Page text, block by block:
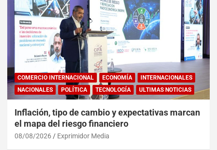
COMERCIO INTERNACIONAL ECONOMÍA
INTERNACIONALES
NACIONALES
POLÍTICA TECNOLOGÍA ULTIMAS NOTICIAS
Inflación, tipo de cambio y expectativas marcan
el mapa del riesgo financiero
08/08/2026 Exprimidor Media